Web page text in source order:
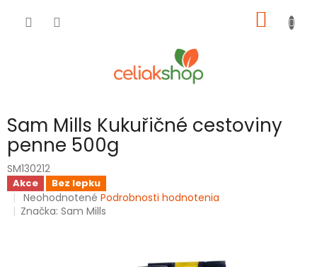
KOŠÍK
Sam Mills Kukuřičné cestoviny
penne 500g
SM130212
Akce Bez lepku
Priemerné
hodnotenie
Neohodnotené Podrobnosti hodnotenia
Značka:Sam Mills